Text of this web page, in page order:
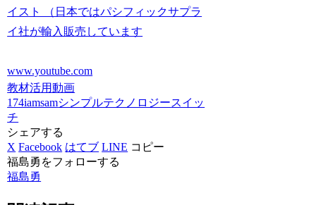
イスト （日本ではパシフィックサプラ
イ社が輸入販売しています
www.youtube.com
教材活用動画
174iamsamシンプルテクノロジースイッ
チ
シェアする
X Facebook はてブ LINE コピー
福島勇をフォローする
福島勇